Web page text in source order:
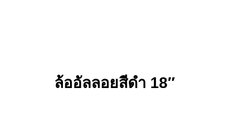
ล้ออัลลอยสีดํา 18″